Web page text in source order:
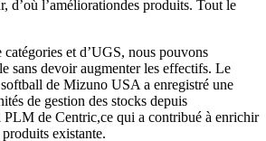
d’où l’améliorationdes produits. Tout le
catégories et d’UGS, nous pouvons
sans devoir augmenter les effectifs. Le
de Mizuno USA a enregistré une
de gestion des stocks depuis
de Centric,ce qui a contribué à enrichir
existante.